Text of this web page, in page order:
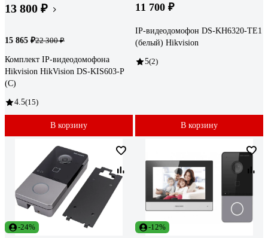
13 800 ₽
15 865 ₽22 300 ₽
Комплект IP-видеодомофона
Hikvision HikVision DS-KIS603-P
(C)
4.5(15)
В корзину
11 700 ₽
IP-видеодомофон DS-KH6320-TE1
(белый) Hikvision
5(2)
В корзину
-24% -12%